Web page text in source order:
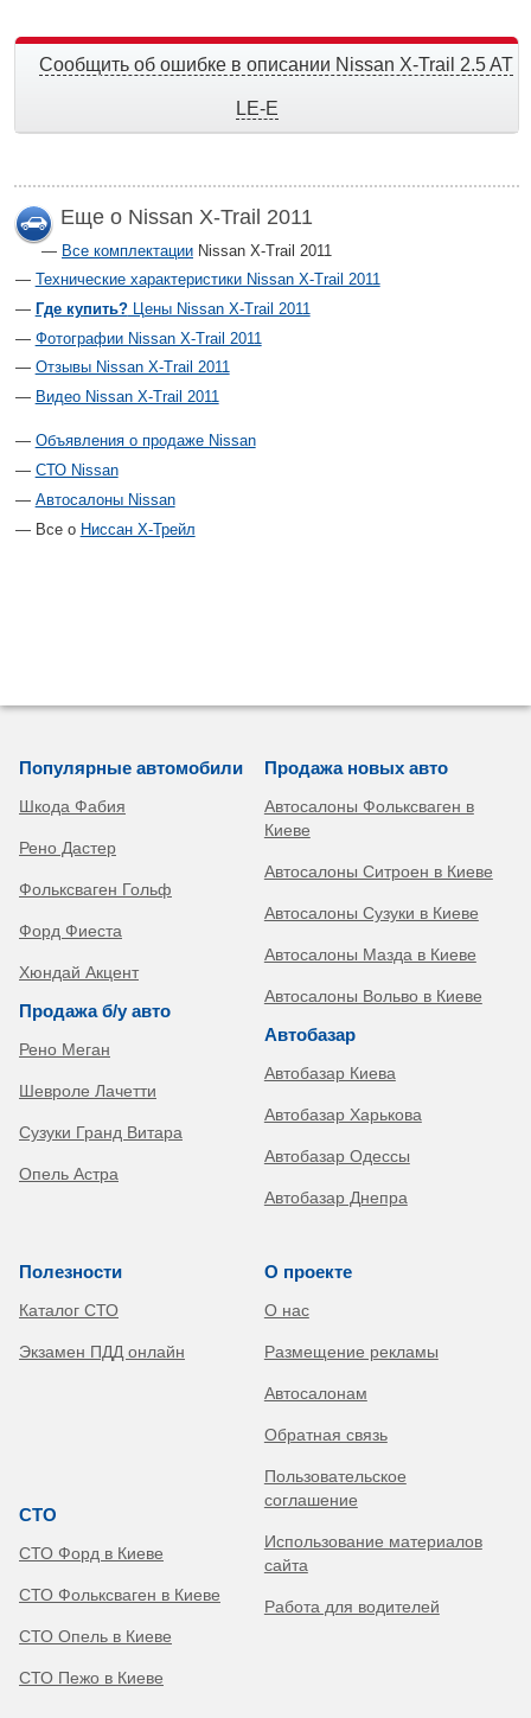
Сообщить об ошибке в описании Nissan X-Trail 2.5 AT
LE-E
Еще о Nissan X-Trail 2011
Все комплектации Nissan X-Trail 2011
Технические характеристики Nissan X-Trail 2011
Где купить?Цены Nissan X-Trail 2011
Фотографии Nissan X-Trail 2011
Отзывы Nissan X-Trail 2011
Видео Nissan X-Trail 2011
Объявления о продаже Nissan
СТО Nissan
Автосалоны Nissan
Все о Ниссан Х-Трейл
Популярные автомобили
Шкода Фабия
Рено Дастер
Фольксваген Гольф
Форд Фиеста
Хюндай Акцент
Продажа б/у авто
Рено Меган
Шевроле Лачетти
Сузуки Гранд Витара
Опель Астра
Продажа новых авто
Автосалоны Фольксваген в
Киеве
Автосалоны Ситроен в Киеве
Автосалоны Сузуки в Киеве
Автосалоны Мазда в Киеве
Автосалоны Вольво в Киеве
Автобазар
Автобазар Киева
Автобазар Харькова
Автобазар Одессы
Автобазар Днепра
Полезности
Каталог СТО
Экзамен ПДД онлайн
СТО
СТО Форд в Киеве
СТО Фольксваген в Киеве
СТО Опель в Киеве
СТО Пежо в Киеве
О проекте
О нас
Размещение рекламы
Автосалонам
Обратная связь
Пользовательское
соглашение
Использование материалов
сайта
Работа для водителей